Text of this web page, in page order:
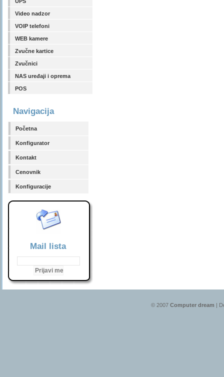
Video nadzor
VOIP telefoni
WEB kamere
Zvučne kartice
Zvučnici
NAS uređaji i oprema
POS
Navigacija
Početna
Konfigurator
Kontakt
Cenovnik
Konfiguracije
Mail lista
© 2007 Computer dream |